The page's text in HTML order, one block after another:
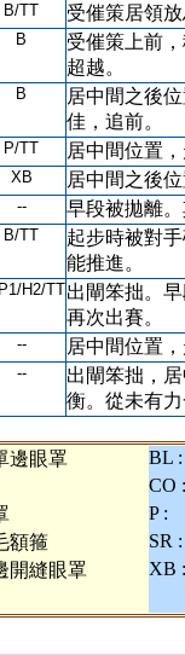
B/TT 受催策居領
B
受催策上前
超越。
B
居中間之後
佳，追前。
P/TT 居中間位置
XB 居中間之後
-- 早段被拋離
B/TT
起步時被對
能推進。
H2/TT出閘笨拙。
再次出賽。
-- 居中間位置
--
出閘笨拙，
衡。從未有
邊眼罩
BL :
CO :
P :
額箍
SR :
開縫眼罩
XB :